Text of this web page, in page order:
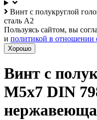
Винт с полукруглой
сталь А2
Пользуясь сайтом, вы
и политикой в отношении
Хорошо
Винт с
М5х7 DIN